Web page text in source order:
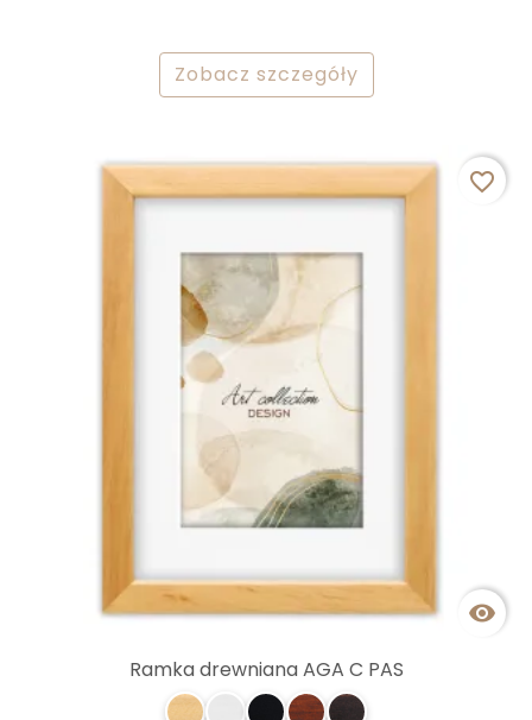
Zobacz szczegóły

favorite_border
Ramka drewniana AGA C PAS